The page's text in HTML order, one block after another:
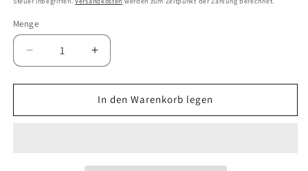
Menge
Verringern
Sie
die
für
Erhöhen
Sie
die
Menge
für
In den Warenkorb legen